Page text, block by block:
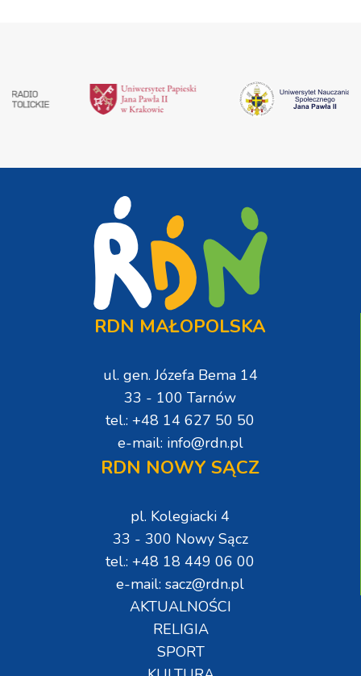
RDN MAŁOPOLSKA
ul. gen. Józefa Bema 14
33 - 100 Tarnów
tel.: +48 14 627 50 50
e-mail: info@rdn.pl
RDN NOWY SĄCZ
pl. Kolegiacki 4
33 - 300 Nowy Sącz
tel.: +48 18 449 06 00
e-mail: sacz@rdn.pl
AKTUALNOŚCI
RELIGIA
SPORT